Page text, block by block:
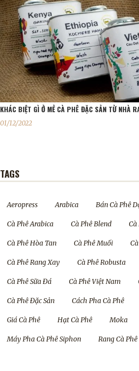
KHÁC BIỆT GÌ Ở MẺ CÀ PHÊ ĐẶC SẢN TỪ NHÀ
01/12/2022
TAGS
Aeropress Arabica Bán Cà Phê
Cà Phê Arabica Cà Phê Blend Cà
Cà Phê Hòa Tan Cà Phê Muối
Cà Phê Rang Xay Cà Phê Robusta
Cà Phê Sữa Đá Cà Phê Việt Nam
Cà Phê Đặc Sản Cách Pha Cà Phê
Giá Cà Phê Hạt Cà Phê Moka
Máy Pha Cà Phê Siphon Rang Cà Phê